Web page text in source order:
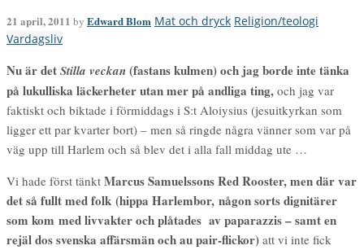
21 april, 2011 by Edward Blom Mat och dryck Religion/teologi
Vardagsliv
Nu är detStilla veckan (fastans kulmen) och jag borde inte tänka
på lukulliska läckerheter utan mer på andliga ting, och jag var
faktiskt och biktade i förmiddags i S:t Aloiysius (jesuitkyrkan som
ligger ett par kvarter bort) – men så ringde några vänner som var på
väg upp till Harlem och så blev det i alla fall middag ute …
Vi hade först tänkt Marcus Samuelssons Red Rooster, men där var
det så fullt med folk (hippa Harlembor, någon sorts dignitärer
som kom med livvakter och plåtades av paparazzis – samt en
rejäl dos svenska affärsmän och au pair-flickor) att vi inte fick